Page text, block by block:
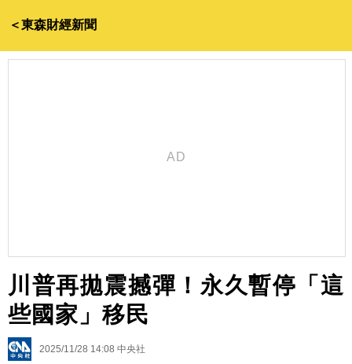
＜東森財經新聞
川普再拋震撼彈！永久暫停「這
些國家」移民
2025/11/28 14:08 中央社